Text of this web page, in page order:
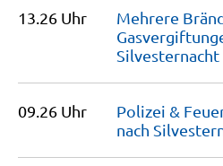
13.26 Uhr
Mehrere
Silvesternacht
09.26 Uhr
Polizei &
nach